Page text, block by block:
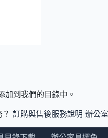
到我們的目錄中。
訂購與售後服務說明 辦公